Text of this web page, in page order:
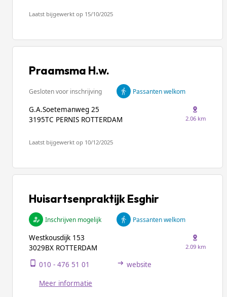
Laatst bijgewerkt op 15/10/2025
Praamsma H.w.
Gesloten voor inschrijving Passanten welkom
G.A.Soetemanweg 25
3195TC PERNIS ROTTERDAM
2.06 km
Laatst bijgewerkt op 10/12/2025
Huisartsenpraktijk Esghir
Inschrijven mogelijk Passanten welkom
Westkousdijk 153
3029BX ROTTERDAM
2.09 km
010 - 476 51 01 website
Meer informatie